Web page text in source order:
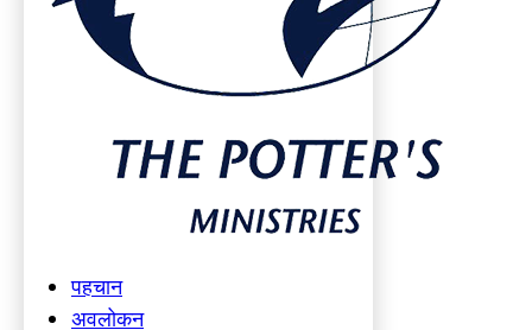
पहचान
अवलोकन